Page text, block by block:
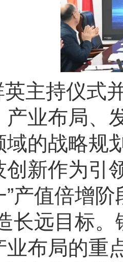
英主持仪式
产业布局、
域的战略规
创新作为引
”产值倍增
长远目标
业布局的重